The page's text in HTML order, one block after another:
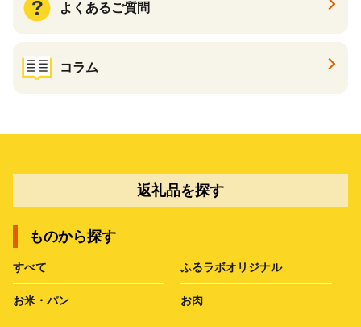
よくあるご質問
コラム
返礼品を探す
ものから探す
すべて ふるラボオリジナル
お米・パン お肉